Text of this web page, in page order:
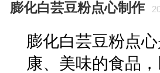
膨化白芸豆粉点心制作
膨化白芸豆粉点
康、美味的食品